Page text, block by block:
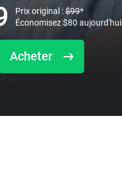
Acheter
Prix original :$99*
Économisez$80 aujourd'hui